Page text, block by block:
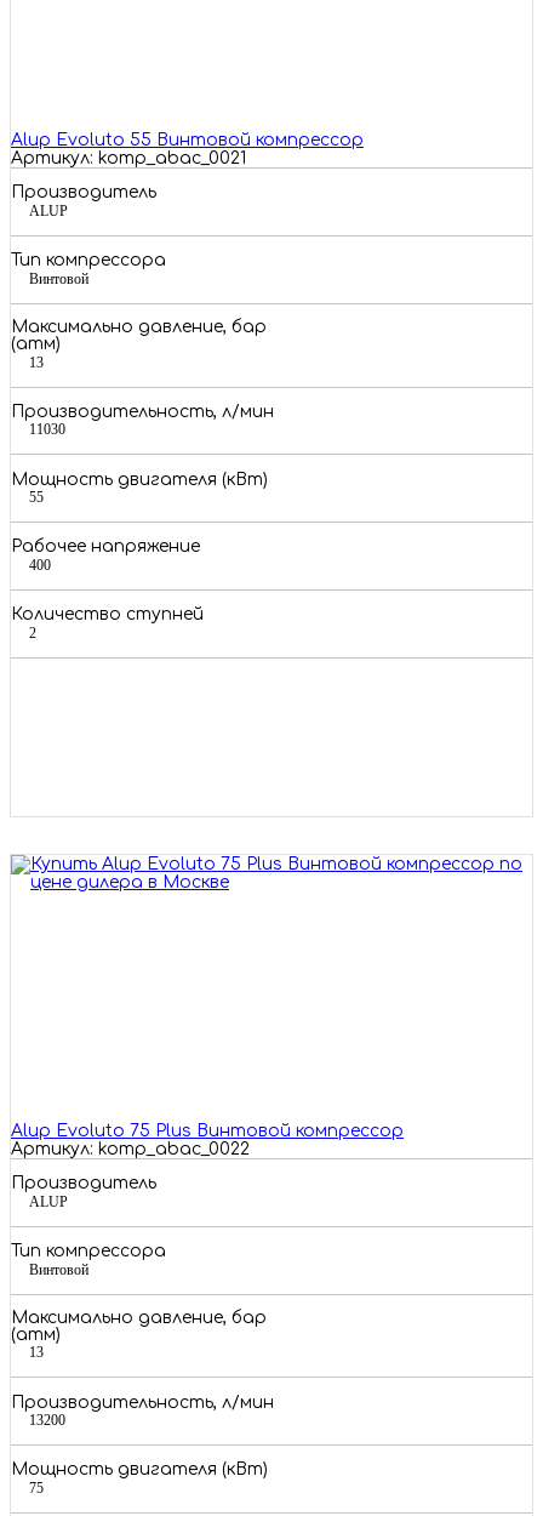
Alup Evoluto 55 Винтовой компрессор
Артикул: komp_abac_0021
Производитель
ALUP
Тип компрессора
Винтовой
Максимально давление, бар
(атм)
13
Производительность, л/мин
11030
Мощность двигателя (кВт)
55
Рабочее напряжение
400
Количество ступней
2
Alup Evoluto 75 Plus Винтовой компрессор
Артикул: komp_abac_0022
Производитель
ALUP
Тип компрессора
Винтовой
Максимально давление, бар
(атм)
13
Производительность, л/мин
13200
Мощность двигателя (кВт)
75